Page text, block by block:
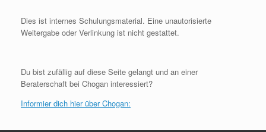
Dies ist internes Schulungsmaterial. Eine unautorisierte
Weitergabe oder Verlinkung ist nicht gestattet.
Du bist zufällig auf diese Seite gelangt und an einer
Beraterschaft bei Chogan interessiert?
Informier dich hier über Chogan: